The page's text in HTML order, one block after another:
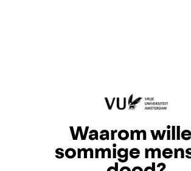
Waarom
sommige